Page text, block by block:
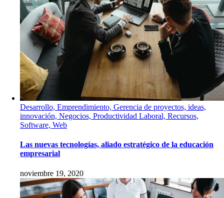
Desarrollo, Emprendimiento, Gerencia de proyectos, ideas,
innovación, Negocios, Productividad Laboral, Recursos,
Software, Web
Las nuevas tecnologías, aliado estratégico de la educación
empresarial
noviembre 19, 2020